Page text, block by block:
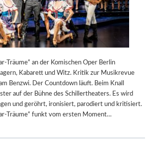
Träume“ an der Komischen Oper Berlin
Kabarett und Witz. Kritik zur Musikrevue
Benzwi. Der Countdown läuft. Beim Knall
auf der Bühne des Schillertheaters. Es wird
und geröhrt, ironisiert, parodiert und kritisiert.
Träume“ funkt vom ersten Moment…